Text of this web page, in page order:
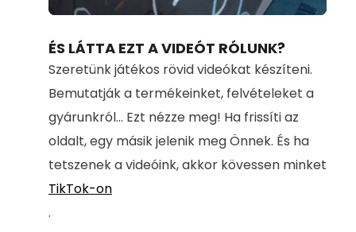
Unmute Loaded
80.78%
ÉS LÁTTA EZT A VIDEÓT RÓLUNK?
Szeretünk játékos rövid videókat készíteni.
Bemutatják a termékeinket, felvételeket a
gyárunkról... Ezt nézze meg! Ha frissíti az
oldalt, egy másik jelenik meg Önnek. És ha
tetszenek a videóink, akkor kövessen minket
TikTok-on
.